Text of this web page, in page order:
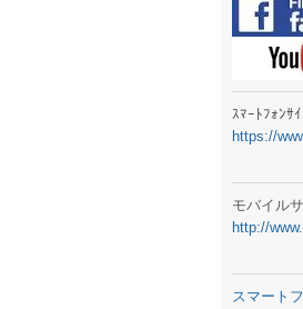
ラジオメ
スマート
気象予報
弊社事務
生物平年
予報士学
専門天気
ｽﾏｰﾄﾌｫﾝｻ
https://
モバイル
http://
スマート